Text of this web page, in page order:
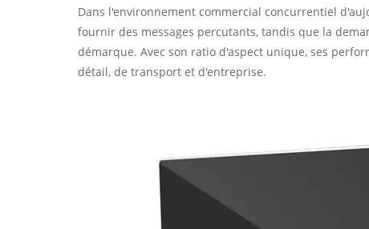
Dans l'environnement commercial concurrentiel
fournir des messages percutants, tandis que la
démarque. Avec son ratio d'aspect unique, ses
détail, de transport et d'entreprise.